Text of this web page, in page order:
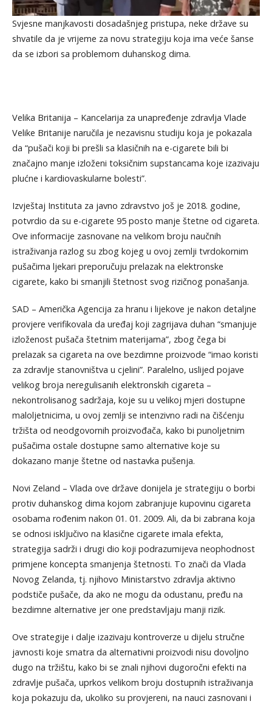
Svjesne manjkavosti dosadašnjeg pristupa, neke države su
shvatile da je vrijeme za novu strategiju koja ima veće šanse
da se izbori sa problemom duhanskog dima.
Velika Britanija – Kancelarija za unapređenje zdravlja Vlade
Velike Britanije naručila je nezavisnu studiju koja je pokazala
da “pušači koji bi prešli sa klasičnih na e-cigarete bili bi
značajno manje izloženi toksičnim supstancama koje izazivaju
plućne i kardiovaskularne bolesti”.
Izvještaj Instituta za javno zdravstvo još je 2018. godine,
potvrdio da su e-cigarete 95 posto manje štetne od cigareta.
Ove informacije zasnovane na velikom broju naučnih
istraživanja razlog su zbog kojeg u ovoj zemlji tvrdokornim
pušačima ljekari preporučuju prelazak na elektronske
cigarete, kako bi smanjili štetnost svog rizičnog ponašanja.
SAD – Američka Agencija za hranu i lijekove je nakon detaljne
provjere verifikovala da uređaj koji zagrijava duhan “smanjuje
izloženost pušača štetnim materijama”, zbog čega bi
prelazak sa cigareta na ove bezdimne proizvode “imao koristi
za zdravlje stanovništva u cjelini”. Paralelno, uslijed pojave
velikog broja neregulisanih elektronskih cigareta –
nekontrolisanog sadržaja, koje su u velikoj mjeri dostupne
maloljetnicima, u ovoj zemlji se intenzivno radi na čišćenju
tržišta od neodgovornih proizvođača, kako bi punoljetnim
pušačima ostale dostupne samo alternative koje su
dokazano manje štetne od nastavka pušenja.
Novi Zeland – Vlada ove države donijela je strategiju o borbi
protiv duhanskog dima kojom zabranjuje kupovinu cigareta
osobama rođenim nakon 01. 01. 2009. Ali, da bi zabrana koja
se odnosi isključivo na klasične cigarete imala efekta,
strategija sadrži i drugi dio koji podrazumijeva neophodnost
primjene koncepta smanjenja štetnosti. To znači da Vlada
Novog Zelanda, tj. njihovo Ministarstvo zdravlja aktivno
podstičе pušače, da ako ne mogu da odustanu, pređu na
bezdimne alternative jer one predstavljaju manji rizik.
Ove strategije i dalje izazivaju kontroverze u dijelu stručne
javnosti kojе smatra da alternativni proizvodi nisu dovoljno
dugo na tržištu, kako bi se znali njihovi dugoročni efekti na
zdravlje pušača, uprkos velikom broju dostupnih istraživanja
koja pokazuju da, ukoliko su provjereni, na nauci zasnovani i